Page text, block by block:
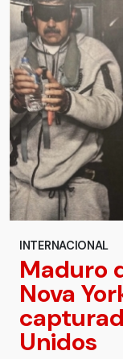
INTERNACIONAL
Maduro
Nova
Unidos